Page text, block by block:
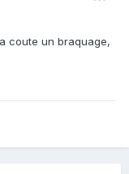
coute un braquage,